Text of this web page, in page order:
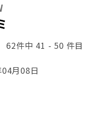
62件中 41 - 50 件目
04月08日